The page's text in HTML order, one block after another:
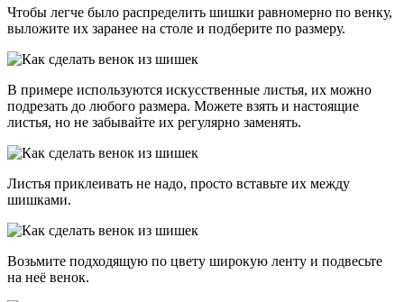
Чтобы легче было распределить шишки равномерно по венку,
выложите их заранее на столе и подберите по размеру.
В примере используются искусственные листья, их можно
подрезать до любого размера. Можете взять и настоящие
листья, но не забывайте их регулярно заменять.
Листья приклеивать не надо, просто вставьте их между
шишками.
Возьмите подходящую по цвету широкую ленту и подвесьте
на неё венок.